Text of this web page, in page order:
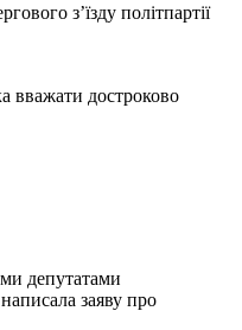
з’їзду політпартії
вважати достроково
депутатами
заяву про